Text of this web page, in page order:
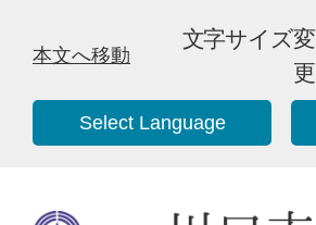
本文へ移動
文字サイズ変
更
Select Language